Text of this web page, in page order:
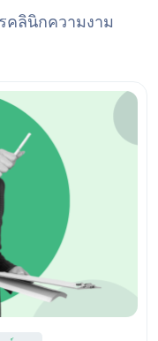
คลินิกความงาม